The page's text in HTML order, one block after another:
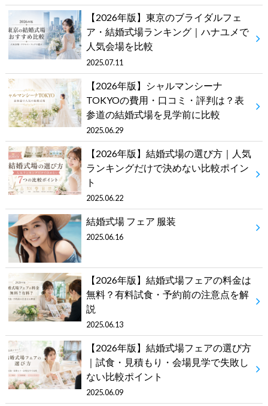
【2026年版】東京のブライダルフェ
ア・結婚式場ランキング｜ハナユメで
人気会場を比較
2025.07.11
【2026年版】シャルマンシーナ
TOKYOの費用・口コミ・評判は？表
参道の結婚式場を見学前に比較
2025.06.29
【2026年版】結婚式場の選び方｜人気
ランキングだけで決めない比較ポイン
ト
2025.06.22
結婚式場 フェア 服装
2025.06.16
【2026年版】結婚式場フェアの料金は
無料？有料試食・予約前の注意点を解
説
2025.06.13
【2026年版】結婚式場フェアの選び方
｜試食・見積もり・会場見学で失敗し
ない比較ポイント
2025.06.09